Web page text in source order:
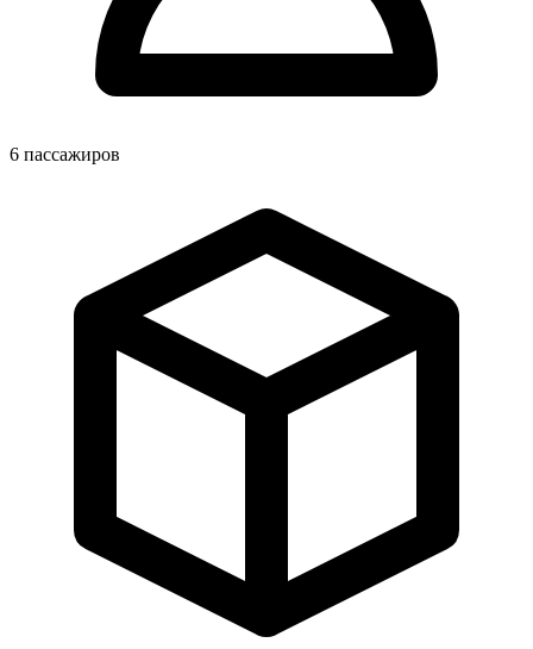
6 пассажиров